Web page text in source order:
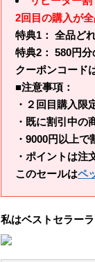
2回目の購入が
特典1： 全品ど
特典2： 580円
クーポンコード
■注意事項：
・２回目購入限
・既に割引中の
・9000円以上で
・ポイントは注
このセールはペ
私はベストセラー